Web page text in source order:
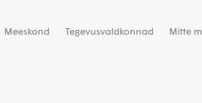
Meeskond Tegevusvaldkonnad Mitte